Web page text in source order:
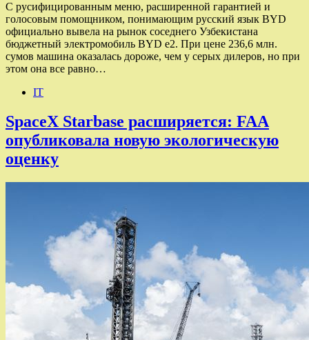
С русифицированным меню, расширенной гарантией и
голосовым помощником, понимающим русский язык BYD
официально вывела на рынок соседнего Узбекистана
бюджетный электромобиль BYD e2. При цене 236,6 млн.
сумов машина оказалась дороже, чем у серых дилеров, но при
этом она все равно…
IT
SpaceX Starbase расширяется: FAA
опубликовала новую экологическую
оценку